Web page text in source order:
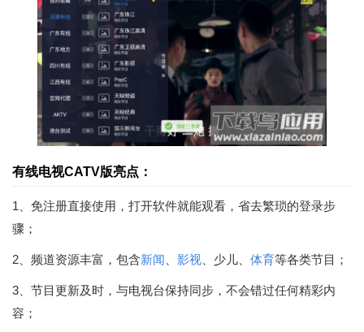
有线电视CATV版亮点：
1、免注册直接使用，打开软件就能观看，省去繁琐的登录步
骤；
2、频道资源丰富，包含新闻 影视 、少儿、 体育等各类节目；
3、节目更新及时，与电视台保持同步，不会错过任何精彩内
容；